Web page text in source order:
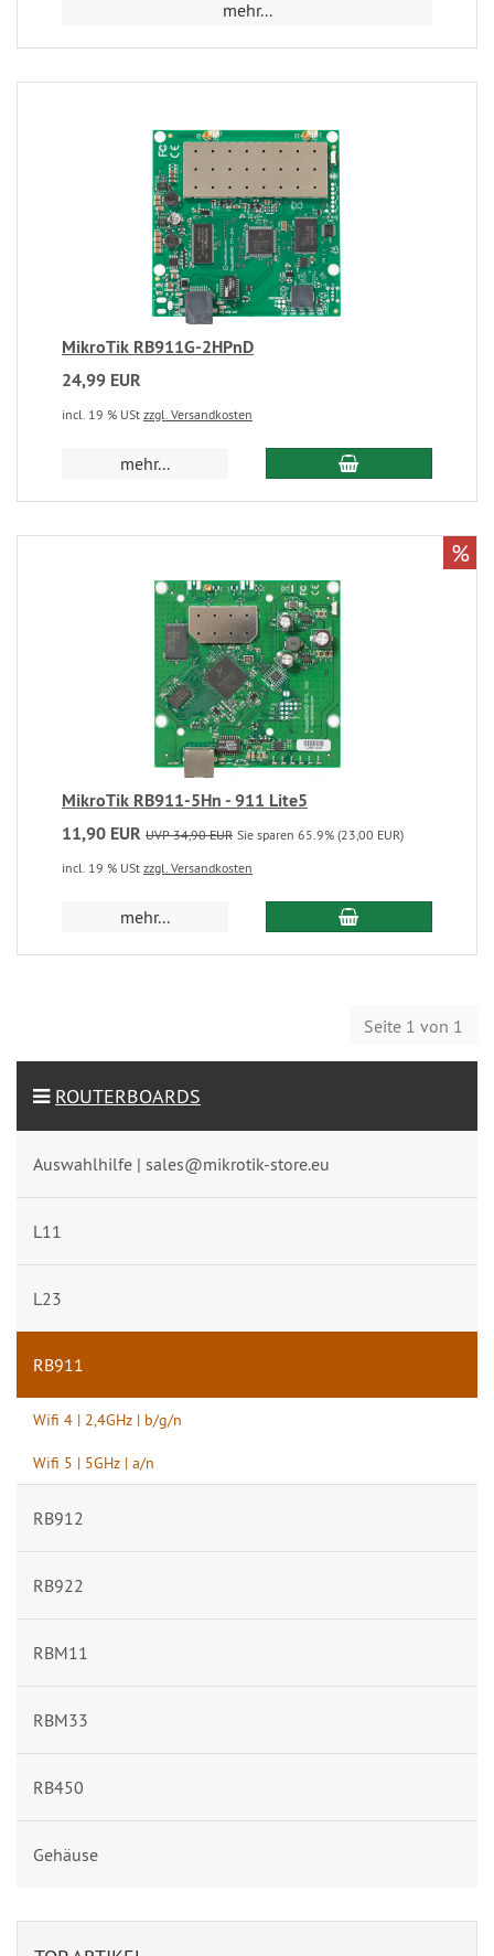
mehr...
MikroTik RB911G-2HPnD
24,99 EUR
incl. 19 % USt zzgl. Versandkosten
mehr...
MikroTik RB911-5Hn - 911 Lite5
11,90 EUR UVP 34,90 EUR Sie sparen 65.9% (23,00 EUR)
incl. 19 % USt zzgl. Versandkosten
mehr...
%
Seite 1 von 1
ROUTERBOARDS
Auswahlhilfe | sales@mikrotik-store.eu
L11
L23
RB911
Wifi 4 | 2,4GHz | b/g/n
Wifi 5 | 5GHz | a/n
RB912
RB922
RBM11
RBM33
RB450
Gehäuse